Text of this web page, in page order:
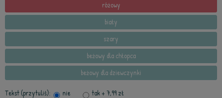
różowy
biały
szary
beżowy dla chłopca
beżowy dla dziewczynki
Tekst (przytuliś): nie tak+ 7,99 zł